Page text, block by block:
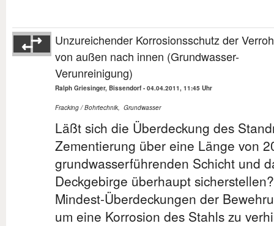
Unzureichender Korrosionsschutz der
von außen nach innen (Grundwasser-
Verunreinigung)
Ralph Griesinger, Bissendorf - 04.04.2011, 11:45 Uhr
Fracking / Bohrtechnik, Grundwasser
Läßt sich die Überdeckung des
Zementierung über eine Länge von
grundwasserführenden Schicht und
Deckgebirge überhaupt
Mindest-Überdeckungen der
um eine Korrosion des Stahls zu